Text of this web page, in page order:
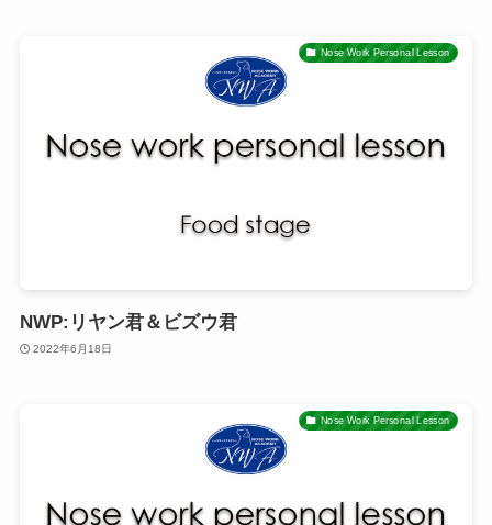
Nose Work Personal Lesson
NWP:リヤン君＆ビズウ君
2022年6月18日
Nose Work Personal Lesson